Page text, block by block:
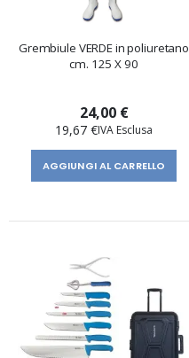
Grembiule VERDE in poliuretano
cm. 125 X 90
24,00 €
19,67 €
AGGIUNGI AL CARRELLO